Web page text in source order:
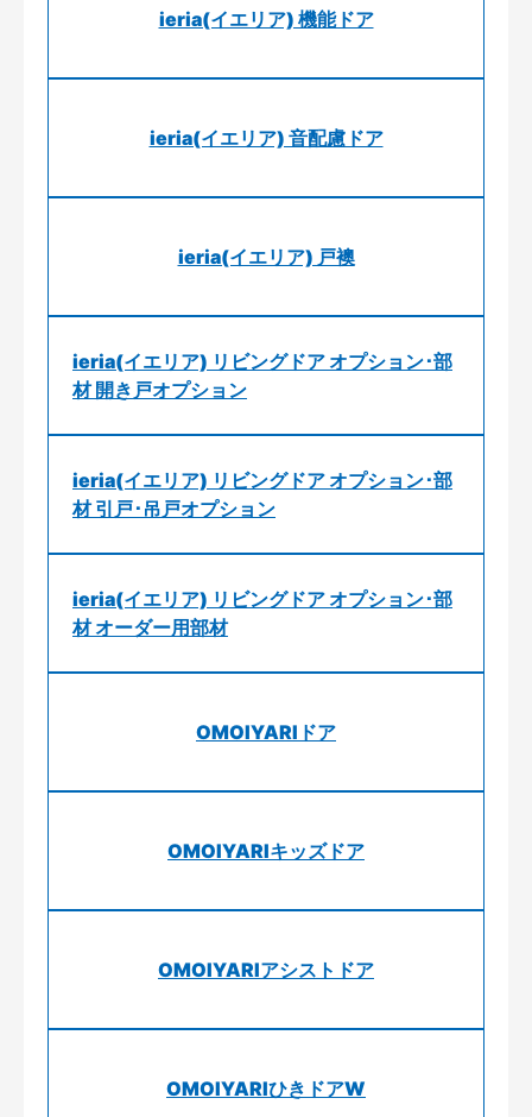
ieria(イエリア) 機能ドア
ieria(イエリア) 音配慮ドア
ieria(イエリア) 戸襖
ieria(イエリア) リビングドア オプション･部
材 開き戸オプション
ieria(イエリア) リビングドア オプション･部
材 引戸･吊戸オプション
ieria(イエリア) リビングドア オプション･部
材 オーダー用部材
OMOIYARIドア
OMOIYARIキッズドア
OMOIYARIアシストドア
OMOIYARIひきドアW